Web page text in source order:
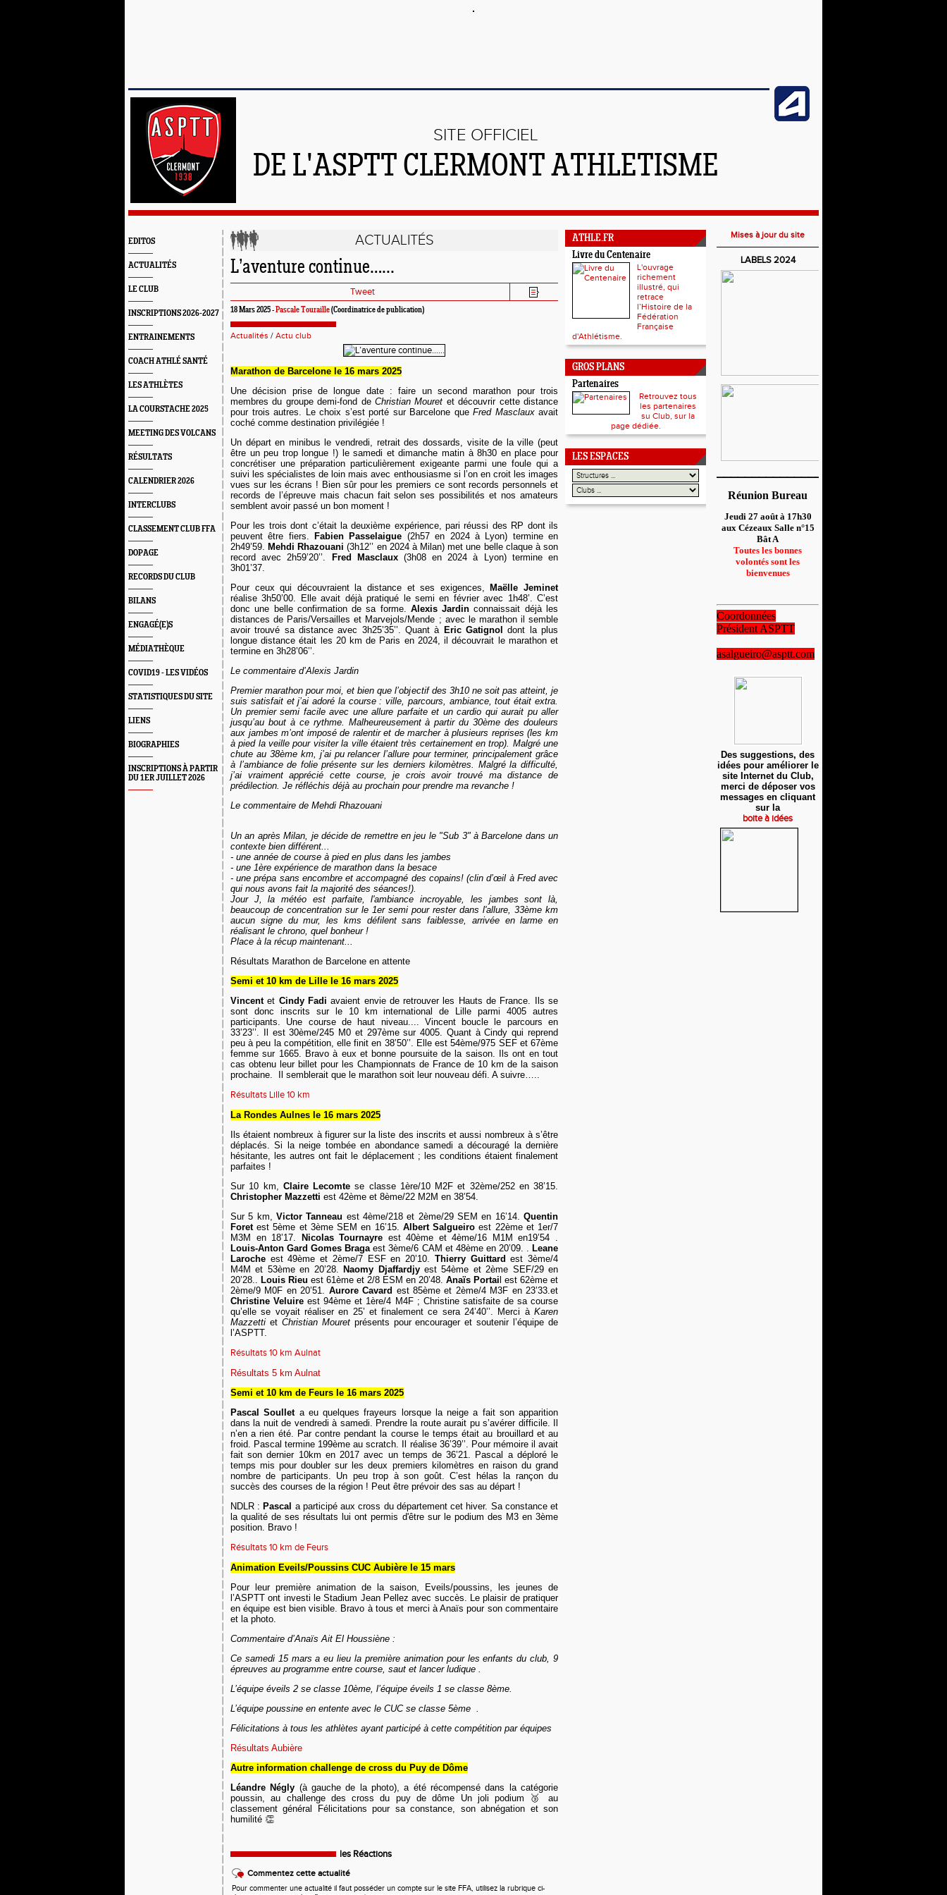
SITE OFFICIEL
DE L'ASPTT CLERMONT ATHLETISME
EDITOS
ACTUALITÉS
LE CLUB
INSCRIPTIONS 2026-2027
ENTRAINEMENTS
COACH ATHLÉ SANTÉ
LES ATHLÈTES
LA COURSTACHE 2025
MEETING DES VOLCANS
RÉSULTATS
CALENDRIER 2026
INTERCLUBS
CLASSEMENT CLUB FFA
DOPAGE
RECORDS DU CLUB
BILANS
ENGAGÉ(E)S
MÉDIATHÈQUE
COVID19 - LES VIDÉOS
STATISTIQUES DU SITE
LIENS
BIOGRAPHIES
INSCRIPTIONS À PARTIR
DU 1ER JUILLET 2026
ACTUALITÉS
L’aventure continue…...
Tweet
18 Mars 2025 -Pascale Touraille(Coordinatrice de publication)
Actualités / Actu club
Marathon de Barcelone le 16 mars 2025
Une décision prise de longue date : faire un second marathon pour trois
membres du groupe demi-fond de Christian Mouret et découvrir cette distance
pour trois autres. Le choix s’est porté sur Barcelone que Fred Masclauxavait
coché comme destination privilégiée !
Un départ en minibus le vendredi, retrait des dossards, visite de la ville (peut
être un peu trop longue !) le samedi et dimanche matin à 8h30 en place pour
concrétiser une préparation particulièrement exigeante parmi une foule qui a
suivi les spécialistes de loin mais avec enthousiasme si l’on en croit les images
vues sur les écrans ! Bien sûr pour les premiers ce sont records personnels et
records de l’épreuve mais chacun fait selon ses possibilités et nos amateurs
semblent avoir passé un bon moment !
Pour les trois dont c’était la deuxième expérience, pari réussi des RP dont ils
peuvent être fiers.
Fabien Passelaigue (2h57 en 2024 à Lyon) termine en
2h49’59. Mehdi Rhazouani (3h12’’ en 2024 à Milan) met une belle claque à son
record avec 2h59’20’’.
Fred Masclaux(3h08 en 2024 à Lyon) termine en
3h01’37.
Pour ceux qui découvraient la distance et ses exigences,
Maëlle Jeminet
réalise 3h50’00. Elle avait déjà pratiqué le semi en février avec 1h48’. C’est
donc une belle confirmation de sa forme. Alexis Jardin connaissait déjà les
distances de Paris/Versailles et Marvejols/Mende ; avec le marathon il semble
avoir trouvé sa distance avec 3h25’35’’. Quant à Eric Gatignol
dont la plus
longue distance était les 20 km de Paris en 2024, ildécouvrait le marathon et
termine en 3h28’06’’.
Le commentaire d’Alexis Jardin
Premier marathon pour moi, et bien que l’objectif des 3h10 ne soit pas atteint, je
suis satisfait et j’ai adoré la course : ville, parcours, ambiance, tout était extra.
Un premier semi facile avec une allure parfaite et un cardio qui aurait pu aller
jusqu’au bout à ce rythme. Malheureusement à partir du 30ème des douleurs
aux jambes m’ont imposé de ralentir et de marcher à plusieurs reprises (les km
à pied la veille pour visiter la ville étaient très certainement en trop). Malgré une
chute au 38ème km, j’ai pu relancer l’allure pour terminer, principalement grâce
à l’ambiance de folie présente sur les derniers kilomètres. Malgré la difficulté,
j’ai vraiment apprécié cette course, je crois avoir trouvé ma distance de
prédilection. Je réfléchis déjà au prochain pour prendre ma revanche !
Le commentaire de Mehdi Rhazouani
Un an après Milan, je décide de remettre en jeu le "Sub 3" à Barcelone dans un
contexte bien différent...
- une année de course à pied en plus dans les jambes
- une 1ère expérience de marathon dans la besace
- une prépa sans encombre et accompagné des copains! (clin d’œil à Fred avec
qui nous avons fait la majorité des séances!).
Jour J, la météo est parfaite, l'ambiance incroyable, les jambes sont là,
beaucoup de concentration sur le 1er semi pour rester dans l'allure, 33ème km
aucun signe du mur, les kms défilent sans faiblesse, arrivée en larme en
réalisant le chrono, quel bonheur !
Place à la récup maintenant...
Résultats Marathon de Barcelone en attente
Semi et 10 km de Lille le 16 mars 2025
Vincentet Cindy Fadi avaient envie de retrouver les Hauts de France. Ils se
sont donc inscrits sur le 10 km international de Lille parmi 4005 autres
participants. Une course de haut niveau.... Vincent boucle le parcours en
33’23’’. Il est 30ème/245 M0 et 297ème sur 4005. Quant à Cindy qui reprend
peu à peu la compétition, elle finit en 38’50’’. Elle est 54ème/975 SEF et 67ème
femme sur 1665. Bravo à eux et bonne poursuite de la saison.
Ils ont en tout
cas obtenu leur billet pour les Championnats de France de 10 km de la saison
prochaine.
Il semblerait que le marathon soit leur nouveau défi. A suivre…..
Résultats Lille 10 km
La Rondes Aulnes le 16 mars 2025
Ils étaient nombreux à figurer sur la liste des inscrits et aussi nombreux à s’être
déplacés. Si la neige tombée en abondance samedi a découragé la dernière
hésitante, les autres ont fait le déplacement ; les conditions étaient finalement
parfaites !
Sur 10 km, Claire Lecomte se classe 1ère/10 M2F et 32ème/252 en 38’15.
Christopher Mazzetti est 42ème et 8ème/22 M2M en 38’54.
Sur 5 km, Victor Tanneau est 4ème/218 et 2ème/29 SEM en 16’14.Quentin
Foretest 5ème et 3ème SEM en 16’15. Albert Salgueiroest 22ème et 1er/7
M3M en 18’17. Nicolas Tournayre est 40ème et 4ème/16 M1Men19’54 .
Louis-AntonGard Gomes Bragaest 3ème/6 CAM et 48ème en 20’09. . Leane
Laroche est 49ème et 2ème/7 ESFen 20’10. Thierry Guittardest3ème/4
M4Met 53ème en 20’28. Naomy Djaffardjyest54ème et2ème SEF/29en
20’28.. Louis Rieu est 61ème et 2/8 ESM en 20’48. Anaïs Portai l est 62ème et
2ème/9 M0F en 20’51. Aurore Cavard est 85ème et 2ème/4 M3F en 23’33.et
Christine Veluire est 94ème et 1ère/4 M4F ; Christine satisfaite de sa course
qu’elle se voyait réaliser en 25’ et finalement ce sera 24’40’’. Merci àKaren
Mazzetti et Christian Mouretprésents pour encourager et soutenir l’équipe de
l’ASPTT.
Résultats 10 km Aulnat
Résultats 5 km Aulnat
Semi et 10 km de Feurs le 16 mars 2025
Pascal Soullet a eu quelques frayeurs lorsque la neige a fait son apparition
dans la nuit de vendredi à samedi. Prendre la route aurait pu s’avérer difficile. Il
n’en a rien été. Par contre pendant la course le temps étaitau brouillard et au
froid. Pascal termine 199ème au scratch. Il réalise 36’39’’. Pour mémoire il avait
fait son dernier 10km en 2017 avec un temps de 36’21. Pascal a déploré le
temps mis pour doubler sur les deux premiers kilomètres en raison du grand
nombre de participants. Un peu trop à son goût. C’est hélas la rançon du
succès des courses de la région ! Peut être prévoir des sas au départ !
NDLR : Pascal a participé aux cross du département cet hiver. Sa constance et
la qualité de ses résultats lui ont permis d'être sur le podium des M3 en 3ème
position. Bravo !
Résultats 10 km de Feurs
Animation Eveils/Poussins CUC Aubière le 15 mars
Pour leur première animation de la saison, Eveils/poussins, les jeunes de
l’ASPTT ont investi le Stadium Jean Pellez avec succès. Le plaisir de pratiquer
en équipe est bien visible. Bravo à tous et merci à Anaïs pour son commentaire
et la photo.
Commentaire d’Anaïs Ait El Houssiène :
Ce samedi 15 mars a eu lieu la première animation pour les enfants du club, 9
épreuves au programme entre course, saut et lancer ludique .
L’équipe éveils 2 se classe 10ème, l’équipe éveils 1 se classe 8ème.
L’équipe poussine en entente avec le CUCse classe 5ème .
Félicitations à tous les athlètes ayant participé à cette compétition par équipes
Résultats Aubière
Autre information challenge de cross du Puy de Dôme
Léandre Négly (à gauche de la photo),a étérécompensé dans la catégorie
poussin, au challenge des cross du puy de dôme Un joli podium 🥉 au
classement général Félicitations pour sa constance, son abnégation et son
humilité 👏
les Réactions
Commentez cette actualité
Pour commenter une actualité il faut posséder un compte sur le site FFA, utilisez la rubrique ci-
ATHLE.FR
Livre du Centenaire
L'ouvrage
richement
illustré, qui
retrace
l’Histoire de la
Fédération
Française
d'Athlétisme.
GROS PLANS
Partenaires
Retrouvez tous
les partenaires
su Club, sur la
page dédiée.
LES ESPACES
Mises à jour du site
LABELS 2024
Réunion Bureau
Jeudi 27 août à 17h30
aux Cézeaux Salle n°15
Bât A
Toutes les bonnes
volontés sont les
bienvenues
Coordonnées
Président ASPTT
asalgueiro@asptt.com
Des suggestions, des
idées pour améliorer le
site Internet du Club,
merci de déposer vos
messages en cliquant
sur la
boite à idées